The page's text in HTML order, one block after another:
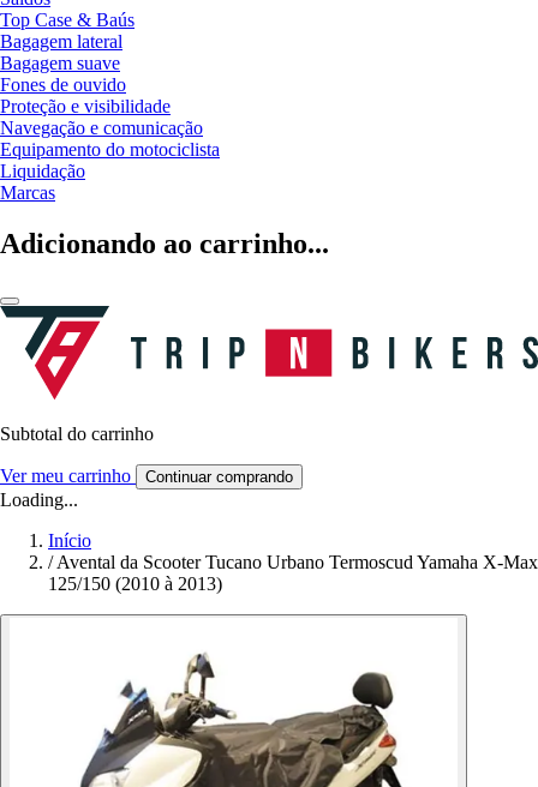
Top Case & Baús
Bagagem lateral
Bagagem suave
Fones de ouvido
Proteção e visibilidade
Navegação e comunicação
Equipamento do motociclista
Liquidação
Marcas
Adicionando ao carrinho...
Subtotal do carrinho
Ver meu carrinho Continuar comprando
Loading...
Início
/Avental da Scooter Tucano Urbano Termoscud Yamaha X-Max
125/150 (2010 à 2013)